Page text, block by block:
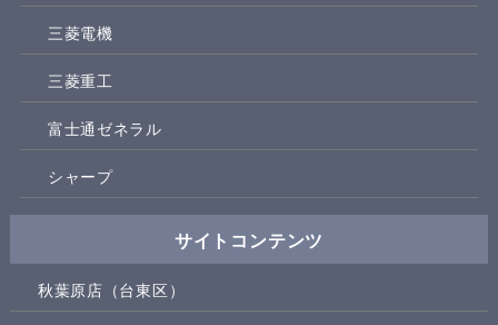
三菱電機
三菱重工
富士通ゼネラル
シャープ
サイトコンテンツ
秋葉原店（台東区）